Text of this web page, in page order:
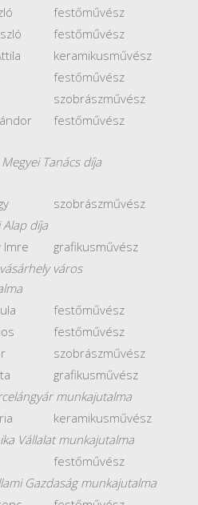
festőművész
festőművész
keramikusművész
festőművész
szobrászművész
festőművész
Tanács díja
szobrászművész
díja
Imre
grafikusművész
város
festőművész
festőművész
szobrászművész
grafikusművész
munkajutalma
keramikusművész
Vállalat munkajutalma
festőművész
Gazdaság munkajutalma